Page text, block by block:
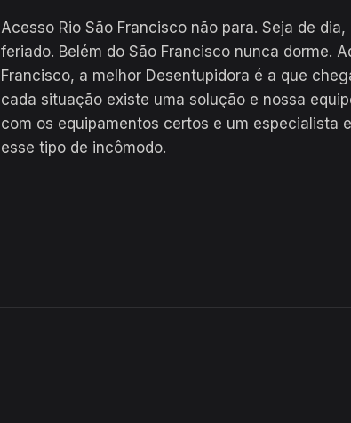
Acesso Rio São Francisco não para. Seja de
feriado. Belém do São Francisco nunca dorme.
Francisco, a melhor Desentupidora é a que
cada situação existe uma solução e nossa
com os equipamentos certos e um especialista
esse tipo de incômodo.